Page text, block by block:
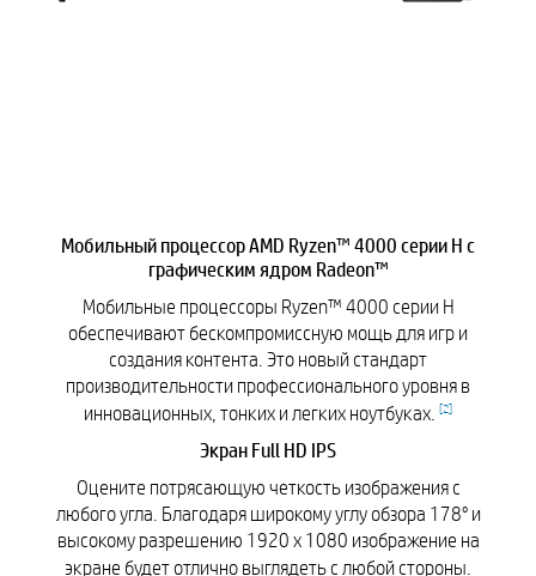
Мобильный процессор AMD Ryzen™ 4000 серии H с
графическим ядром Radeon™
Мобильные процессоры Ryzen™ 4000 серии H
обеспечивают бескомпромиссную мощь для игр и
создания контента. Это новый стандарт
производительности профессионального уровня в
инновационных, тонких и легких ноутбуках. [2]
Экран Full HD IPS
Оцените потрясающую четкость изображения с
любого угла. Благодаря широкому углу обзора 178° и
высокому разрешению 1920 x 1080 изображение на
экране будет отлично выглядеть с любой стороны.